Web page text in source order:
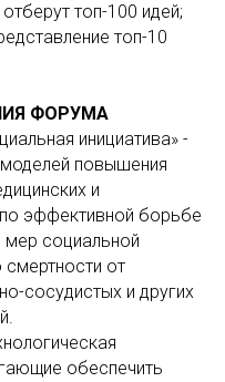
топ-100 идей;
топ-10
ФОРУМА
инициатива» -
повышения
и
эффективной борьбе
социальной
от
сосудистых и других
обеспечить